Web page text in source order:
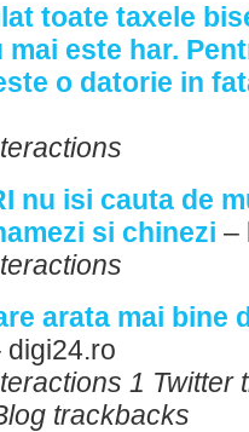
toate taxele
este har.
o datorie in
nu isi cauta de
si chinezi –
arata mai bine
digi24.ro
1 Twitter
trackbacks